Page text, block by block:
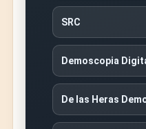
SRC
Demoscopia
De las Heras